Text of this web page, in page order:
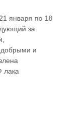
января по 18
за
добрыми и
лака